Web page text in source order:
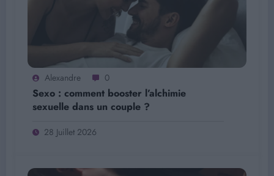
Alexandre 0
Sexo : comment booster l’alchimie
sexuelle dans un couple ?
28 Juillet 2026